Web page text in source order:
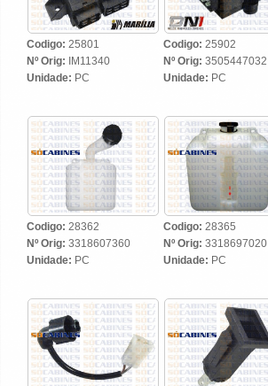
Codigo: 25801
Nº Orig: IM11340
Unidade: PC
Codigo: 25902
Nº Orig: 3505447032
Unidade: PC
Codigo: 28362
Nº Orig: 3318607360
Unidade: PC
Codigo: 28365
Nº Orig: 3318697020
Unidade: PC